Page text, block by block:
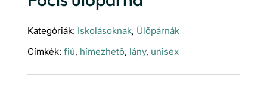
Kategóriák: Iskolásoknak, Ülőpárnák
Címkék: fiú, hímezhető, lány, unisex